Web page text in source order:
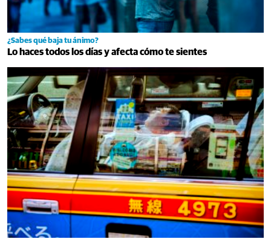
¿Sabes qué baja tu ánimo?
Lo haces todos los días y afecta cómo te sientes